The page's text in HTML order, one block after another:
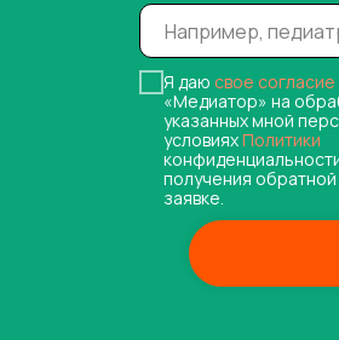
Я даю свое согласие
«Медиатор» на
указанных мной
условияхПолитики
получения обратной
заявке.